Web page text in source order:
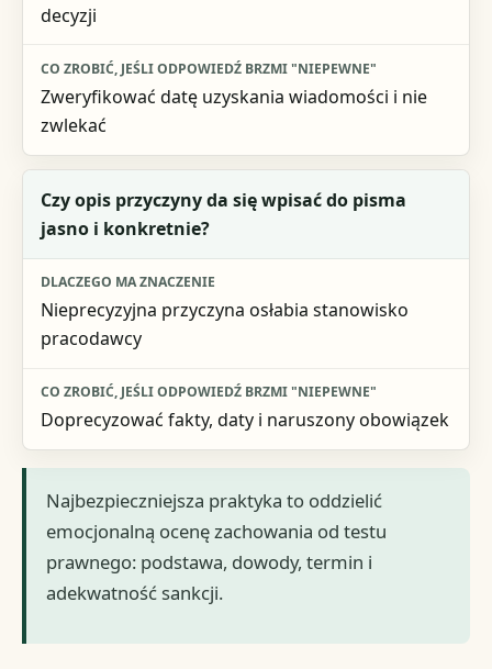
decyzji
Zweryfikować datę uzyskania wiadomości i nie
zwlekać
Czy opis przyczyny da się wpisać do pisma
jasno i konkretnie?
Nieprecyzyjna przyczyna osłabia stanowisko
pracodawcy
Doprecyzować fakty, daty i naruszony obowiązek
Najbezpieczniejsza praktyka to oddzielić
emocjonalną ocenę zachowania od testu
prawnego: podstawa, dowody, termin i
adekwatność sankcji.